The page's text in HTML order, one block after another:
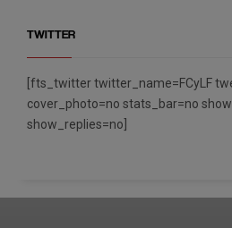
TWITTER
[fts_twitter twitter_name=FCyLF
cover_photo=no stats_bar=no
show_replies=no]